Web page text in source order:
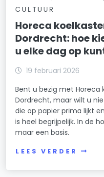
CULTUUR
Horeca
Dordrecht: hoe
u elke dag op
19 februari 2026
Bent u bezig met Horeca
Dordrecht, maar wilt u
die op papier prima lijkt
is heel begrijpelijk. In de
maar een basis.
LEES VERDER